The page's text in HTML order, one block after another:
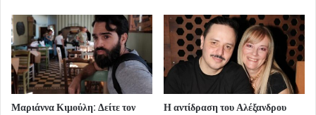
Μαριάννα Κιμούλη: Δείτε τον
Η αντίδραση του Αλέξανδρου